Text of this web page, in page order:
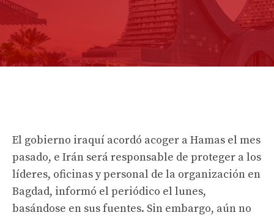
El gobierno iraquí acordó acoger a Hamas el mes
pasado, e Irán será responsable de proteger a los
líderes, oficinas y personal de la organización en
Bagdad, informó el periódico el lunes,
basándose en sus fuentes. Sin embargo, aún no